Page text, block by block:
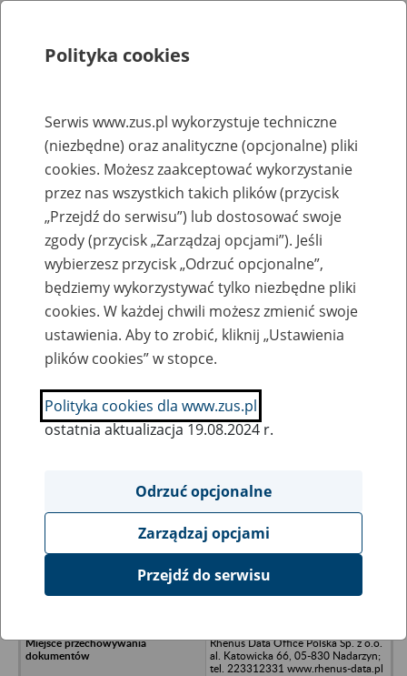
Rejestry, ewidencje i archiwa
Baza zlikwidowanych lub
przekształconych zakładów pracy
Nazwa zakładu pracy:
SZUKAJ
Ukryj wszystkie pozycje bazy
Bank Gospodarki Żywnościowej
Rhenus Data Office Polska Sp. z o.o.
al. Katowicka 66, 05-830 Nadarzyn;
tel. 223312331 www.rhenus-data.pl
Polityka cookies
Serwis www.zus.pl wykorzystuje techniczne
(niezbędne) oraz analityczne (opcjonalne) pliki
cookies. Możesz zaakceptować wykorzystanie
przez nas wszystkich takich plików (przycisk
„Przejdź do serwisu”) lub dostosować swoje
zgody (przycisk „Zarządzaj opcjami”). Jeśli
wybierzesz przycisk „Odrzuć opcjonalne”,
będziemy wykorzystywać tylko niezbędne pliki
cookies. W każdej chwili możesz zmienić swoje
ustawienia. Aby to zrobić, kliknij „Ustawienia
plików cookies” w stopce.
Polityka cookies dla www.zus.pl
ostatnia aktualizacja 19.08.2024 r.
Odrzuć opcjonalne
Zarządzaj opcjami
Przejdź do serwisu